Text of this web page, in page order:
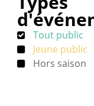
Tout public
Jeune public
Hors saison